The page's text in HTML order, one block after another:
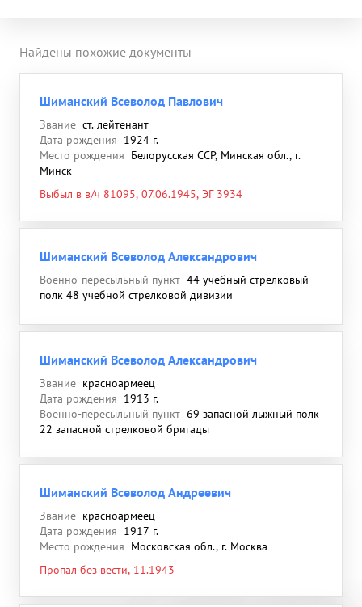
Найдены похожие документы
Шиманский Всеволод Павлович
Звание ст. лейтенант
Дата рождения 1924 г.
Место рождения Белорусская ССР, Минская обл., г.
Минск
Выбыл в в/ч 81095, 07.06.1945, ЭГ 3934
Шиманский Всеволод Александрович
Военно-пересыльный пункт 44 учебный стрелковый
полк 48 учебной стрелковой дивизии
Шиманский Всеволод Александрович
Звание красноармеец
Дата рождения 1913 г.
Военно-пересыльный пункт 69 запасной лыжный полк
22 запасной стрелковой бригады
Шиманский Всеволод Андреевич
Звание красноармеец
Дата рождения 1917 г.
Место рождения Московская обл., г. Москва
Пропал без вести, 11.1943